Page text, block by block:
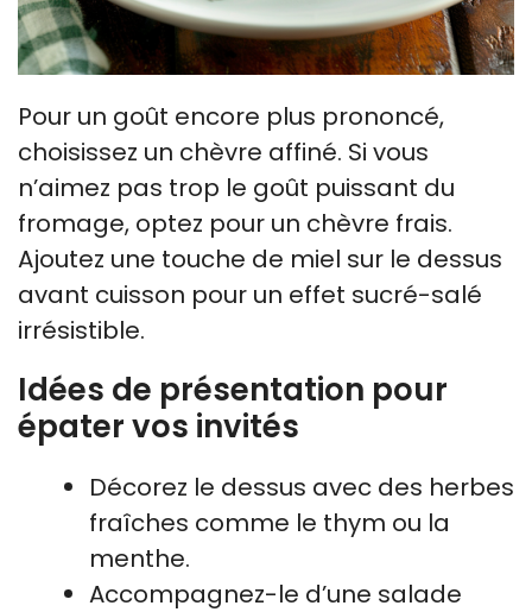
Pour un goût encore plus prononcé,
choisissez un chèvre affiné. Si vous
n’aimez pas trop le goût puissant du
fromage, optez pour un chèvre frais.
Ajoutez une touche de miel sur le dessus
avant cuisson pour un effet sucré-salé
irrésistible.
Idées de présentation pour
épater vos invités
Décorez le dessus avec des herbes
fraîches comme le thym ou la
menthe.
Accompagnez-le d’une salade